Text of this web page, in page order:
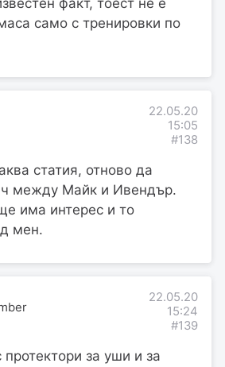
само с тренировки по
22.05.20
15:05
#138
статия, отново да
между Майк и Ивендър.
има интерес и то
мен.
22.05.20
15:24
#139
за уши и за